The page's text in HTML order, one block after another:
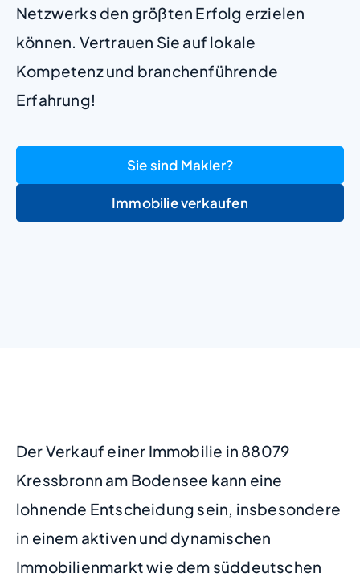
Netzwerks den größten Erfolg erzielen
können. Vertrauen Sie auf lokale
Kompetenz und branchenführende
Erfahrung!
Sie sind Makler?
Immobilie verkaufen
Der Verkauf einer Immobilie in 88079
Kressbronn am Bodensee kann eine
lohnende Entscheidung sein, insbesondere
in einem aktiven und dynamischen
Immobilienmarkt wie dem süddeutschen